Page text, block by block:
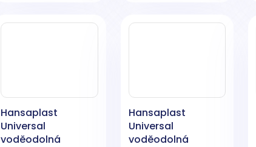
Hansaplast
Universal
voděodolná
Hansaplast
Universal
voděodolná